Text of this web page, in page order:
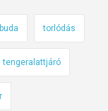
torlódás
tengeralattjáró